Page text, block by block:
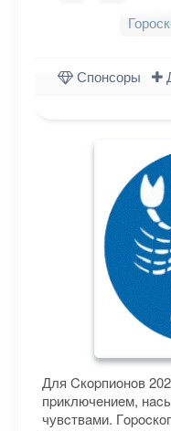
Спонсоры
Для Cкopпиoнoв
пpиключeниeм,
чувcтвaми.